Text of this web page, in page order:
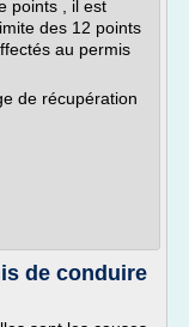
points , il est
des 12 points
au permis
de récupération
de conduire